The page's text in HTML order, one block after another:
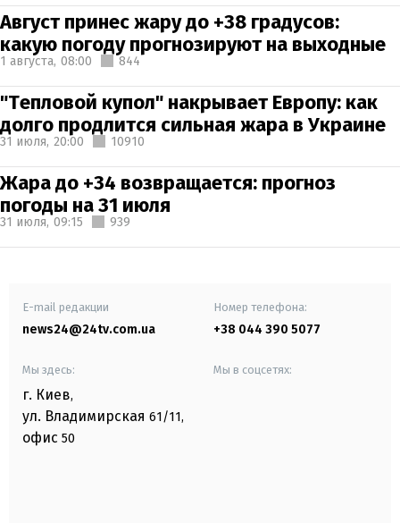
Август принес жару до +38 градусов:
какую погоду прогнозируют на выходные
1 августа, 08:00 844
"Тепловой купол" накрывает Европу: как
долго продлится сильная жара в Украине
31 июля, 20:00 10910
Жара до +34 возвращается: прогноз
погоды на 31 июля
31 июля, 09:15 939
E-mail редакции
news24@24tv.com.ua
Номер телефона:
+38 044 390 5077
Мы здесь:
г. Киев,
ул. Владимирская 61/11,
офис 50
Мы в соцсетях: